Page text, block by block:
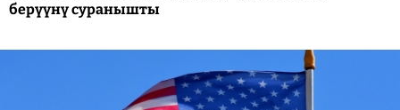
берүүнү суранышты